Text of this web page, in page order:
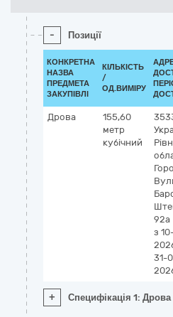
- Позиції
КОНКРЕТНА
НАЗВА
ПРЕДМЕТА
ЗАКУПІВЛІ
КІЛЬКІСТЬ
/
ОД.ВИМІРУ
Дрова
155,60
метр
кубічний
92а
з
31-
+ Специфікація 1: Дрова